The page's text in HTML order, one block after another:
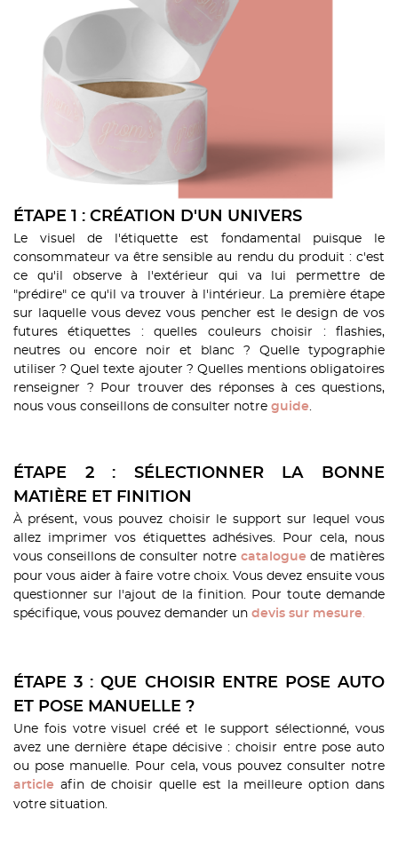
ÉTAPE 1 : CRÉATION D'UN UNIVERS
Le visuel de l'étiquette est fondamental puisque le
consommateur va être sensible au rendu du produit : c'est
ce qu'il observe à l'extérieur qui va lui permettre de
"prédire" ce qu'il va trouver à l'intérieur. La première étape
sur laquelle vous devez vous pencher est le design de vos
futures étiquettes : quelles couleurs choisir : flashies,
neutres ou encore noir et blanc ? Quelle typographie
utiliser ? Quel texte ajouter ? Quelles mentions obligatoires
renseigner ? Pour trouver des réponses à ces questions,
nous vous conseillons de consulter notre guide.
ÉTAPE 2 : SÉLECTIONNER LA BONNE
MATIÈRE ET FINITION
À présent, vous pouvez choisir le support sur lequel vous
allez imprimer vos étiquettes adhésives. Pour cela, nous
vous conseillons de consulter notre catalogue de matières
pour vous aider à faire votre choix. Vous devez ensuite vous
questionner sur l'ajout de la finition. Pour toute demande
spécifique, vous pouvez demander un devis sur mesure.
ÉTAPE 3 : QUE CHOISIR ENTRE POSE AUTO
ET POSE MANUELLE ?
Une fois votre visuel créé et le support sélectionné, vous
avez une dernière étape décisive : choisir entre pose auto
ou pose manuelle. Pour cela, vous pouvez consulter notre
article afin de choisir quelle est la meilleure option dans
votre situation.